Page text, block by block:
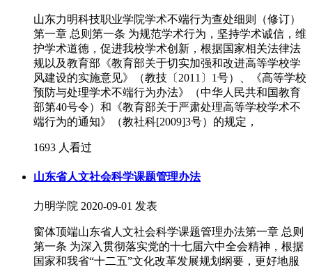
山东力明科技职业学院学术不端行为查处细则（修订）
第一章 总则第一条 为规范学术行为，坚持学术诚信，维
护学术道德，促进我校学术创新，根据国家相关法律法
规以及教育部《教育部关于切实加强和改进高等学校学
风建设的实施意见》（教技〔2011〕1号）、《高等学校
预防与处理学术不端行为办法》（中华人民共和国教育
部第40号令）和《教育部关于严肃处理高等学校学术不
端行为的通知》（教社科[2009]3号）的规定，
1693 人看过
山东省人文社会科学课题管理办法
力明学院 2020-09-01 发表
窗体顶端山东省人文社会科学课题管理办法第一章 总则
第一条 为深入贯彻落实党的十七届六中全会精神，根据
国家和我省“十二五”文化改革发展规划纲要，更好地服